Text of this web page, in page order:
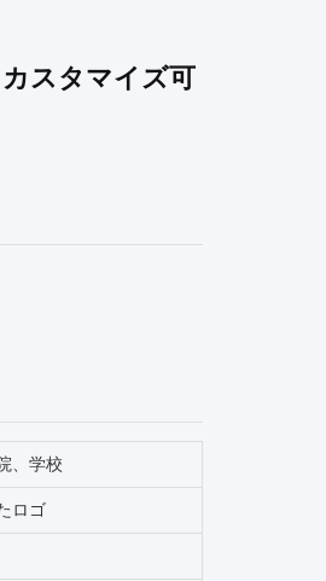
スタマイズ可
、学校
ロゴ